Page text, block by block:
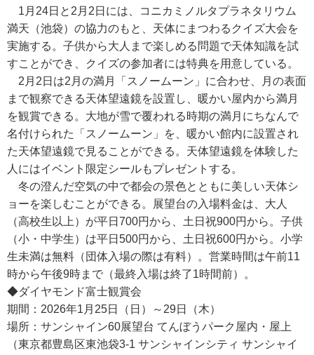
1月24日と2月2日には、コニカミノルタプラネタリウム
満天（池袋）の協力のもと、天体にまつわるクイズ大会を
実施する。子供から大人まで楽しめる問題で天体知識を試
すことができ、クイズの参加者には特典を用意している。
2月2日は2月の満月「スノームーン」に合わせ、月の表面
まで観察できる天体望遠鏡を設置し、暖かい屋内から満月
を観賞できる。大地が雪で覆われる時期の満月にちなんで
名付けられた「スノームーン」を、暖かい館内に設置され
た天体望遠鏡で見ることができる。天体望遠鏡を体験した
人にはイベント限定シールもプレゼントする。
冬の澄んだ空気の中で都会の景色とともに美しい天体シ
ョーを楽しむことができる。展望台の入場料金は、大人
（高校生以上）が平日700円から、土日祝900円から。子供
（小・中学生）は平日500円から、土日祝600円から。小学
生未満は無料（団体入場の際は有料）。営業時間は午前11
時から午後9時まで（最終入場は終了1時間前）。
◆ダイヤモンド富士観賞会
期間：2026年1月25日（日）～29日（木）
場所：サンシャイン60展望台 てんぼうパーク屋内・屋上
（東京都豊島区東池袋3-1 サンシャインシティ サンシャイ